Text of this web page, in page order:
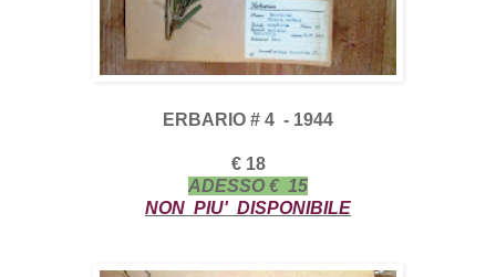
ERBARIO # 4 - 1944
€ 18
ADESSO € 15
NON PIU' DISPONIBILE